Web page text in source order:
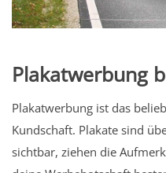
Plakatwerbung
Plakatwerbung ist das
Kundschaft. Plakate sind
sichtbar, ziehen die